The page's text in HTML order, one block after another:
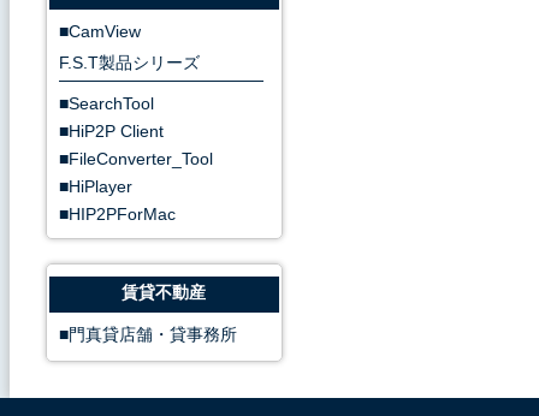
CamView
F.S.T製品シリーズ
SearchTool
HiP2P Client
FileConverter_Tool
HiPlayer
HIP2PForMac
賃貸不動産
門真貸店舗・貸事務所